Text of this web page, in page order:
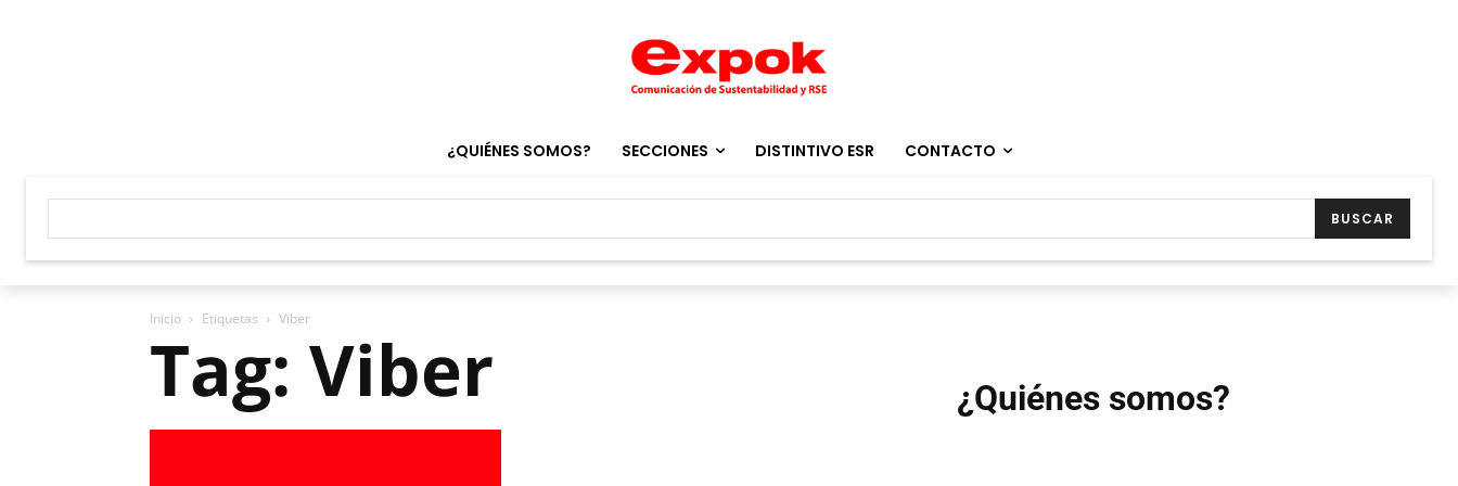
¿QUIÉNES SOMOS? SECCIONES DISTINTIVO ESR CONTACTO
BUSCAR
Inicio Etiquetas Viber
Tag: Viber ¿Quiénes somos?